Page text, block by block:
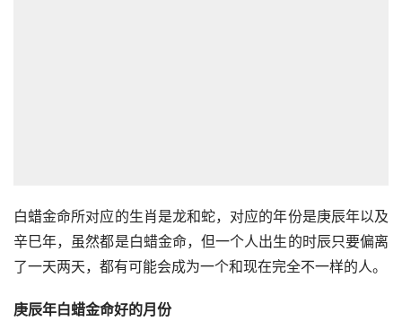
白蜡金命所对应的生肖是龙和蛇，对应的年份是庚辰年以及
辛巳年，虽然都是白蜡金命，但一个人出生的时辰只要偏离
了一天两天，都有可能会成为一个和现在完全不一样的人。
庚辰年白蜡金命好的月份